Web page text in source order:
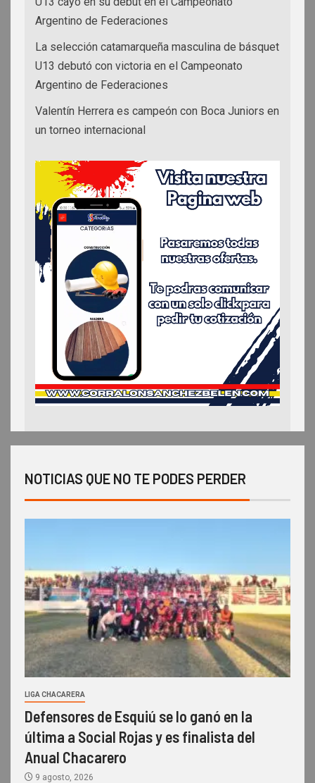
Argentino de Federaciones
La selección catamarqueña masculina de básquet
U13 debutó con victoria en el Campeonato
Argentino de Federaciones
Valentín Herrera es campeón con Boca Juniors en
un torneo internacional
NOTICIAS QUE NO TE PODES PERDER
LIGA CHACARERA
Defensores de Esquiú se lo ganó en la
última a Social Rojas y es finalista del
Anual Chacarero
9 agosto, 2026